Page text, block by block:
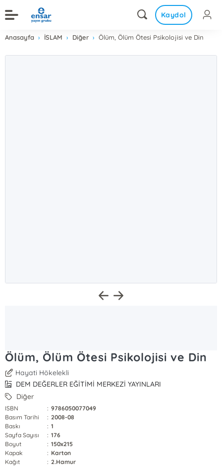
Kaydol
Anasayfa İSLAM Diğer Ölüm, Ölüm Ötesi Psikolojisi ve Din
Ölüm, Ölüm Ötesi Psikolojisi ve Din
Hayati Hökelekli
DEM DEĞERLER EĞİTİMİ MERKEZİ YAYINLARI
Diğer
ISBN : 9786050077049
Basım Tarihi
: 2008-08
Baskı
: 1
Sayfa Sayısı
: 176
Boyut
: 150x215
Kapak
: Karton
Kağıt
: 2.Hamur